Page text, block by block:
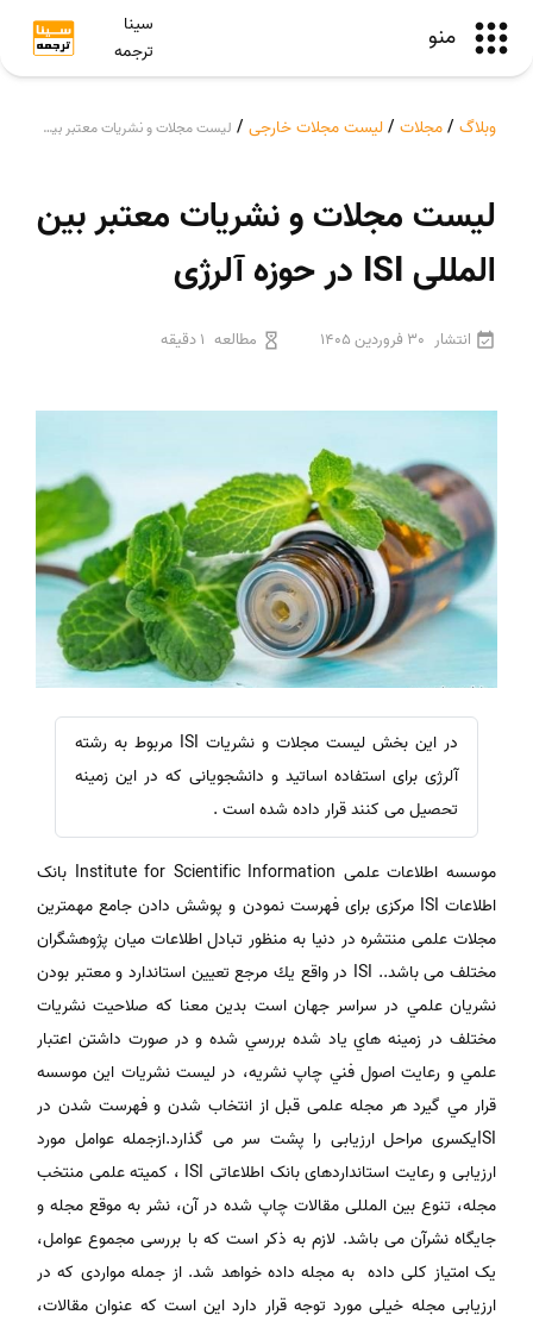
منو
سینا
ترجمه
وبلاگ /مجلات /لیست مجلات خارجی / لیست مجلات و نشریات معتبر بین المللی ISI در حوزه آلرژی
لیست مجلات و نشریات معتبر بین
المللی ISI در حوزه آلرژی
انتشار 30 فروردین 1405 مطالعه 1 دقیقه
در این بخش لیست مجلات و نشریات ISI مربوط به رشته
آلرژی برای استفاده اساتید و دانشجویانی که در این زمینه
تحصیل می کنند قرار داده شده است .
موسسه اطلاعات علمی Institute for Scientific Information بانک
اطلاعات ISI مرکزی برای فهرست نمودن و پوشش دادن جامع مهمترین
مجلات علمی منتشره در دنیا به منظور تبادل اطلاعات میان پژوهشگران
مختلف می باشد.. ISI در واقع يك مرجع تعيين استاندارد و معتبر بودن
نشريان علمي در سراسر جهان است بدين معنا كه صلاحيت نشريات
مختلف در زمينه هاي ياد شده بررسي شده و در صورت داشتن اعتبار
علمي و رعايت اصول فني چاپ نشريه، در ليست نشريات اين موسسه
قرار مي گيرد هر مجله علمی قبل از انتخاب شدن و فهرست شدن در
ISIیکسری مراحل ارزیابی را پشت سر می گذارد.ازجمله عوامل مورد
ارزیابی و رعایت استانداردهای بانک اطلاعاتی ISI ، کمیته علمی منتخب
مجله، تنوع بین المللی مقالات چاپ شده در آن، نشر به موقع مجله و
جایگاه نشرآن می باشد. لازم به ذکر است که با بررسی مجموع عوامل،
یک امتیاز کلی داده به مجله داده خواهد شد. از جمله مواردی که در
ارزیابی مجله خیلی مورد توجه قرار دارد این است که عنوان مقالات،